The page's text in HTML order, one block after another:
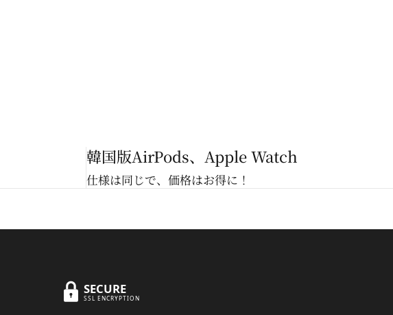
韓国版AirPods、Apple Watch
仕様は同じで、価格はお得に！
SECURE
SSL ENCRYPTION